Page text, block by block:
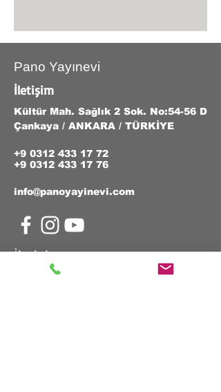
Pano Yayınevi
İletişim
Kültür Mah. Sağlık 2 Sok. No:54-56 D
Çankaya / ANKARA / TÜRKİYE
+9 0312 433 17 72
+9 0312 433 17 76
info@panoyayinevi.com
İletişim